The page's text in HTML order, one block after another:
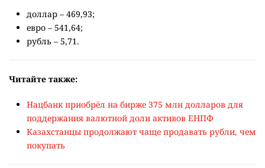
доллар – 469,93;
евро – 541,64;
рубль – 5,71.
Читайте также:
Нацбанк приобрёл на бирже 375 млн долларов для
поддержания валютной доли активов ЕНПФ
Казахстанцы продолжают чаще продавать рубли, чем
покупать